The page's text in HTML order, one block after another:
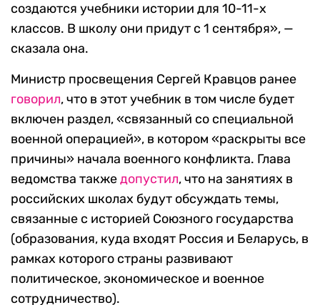
создаются учебники истории для 10-11-х
классов. В школу они придут с 1 сентября», —
сказала она.
Министр просвещения Сергей Кравцов ранее
говорил, что в этот учебник в том числе будет
включен раздел, «связанный со специальной
военной операцией», в котором «раскрыты все
причины» начала военного конфликта. Глава
ведомства такжедопустил, что на занятиях в
российских школах будут обсуждать темы,
связанные с историей Союзного государства
(образования, куда входят Россия и Беларусь, в
рамках которого страны развивают
политическое, экономическое и военное
сотрудничество).